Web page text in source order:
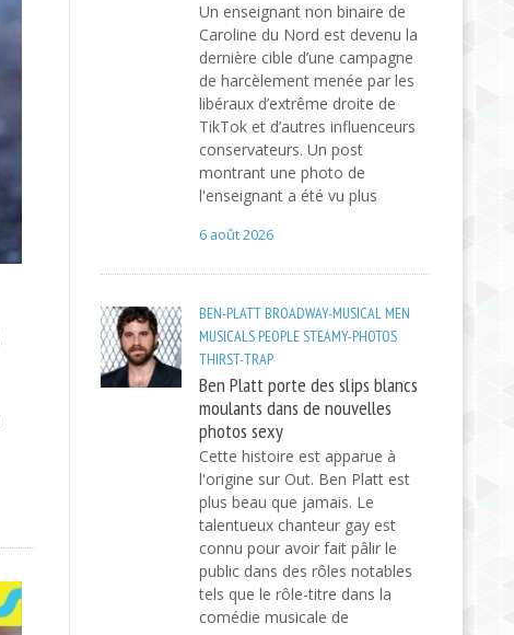
Un enseignant non binaire de
Caroline du Nord est devenu la
dernière cible d’une campagne
de harcèlement menée par les
libéraux d’extrême droite de
TikTok et d’autres influenceurs
conservateurs. Un post
montrant une photo de
l'enseignant a été vu plus
6 août 2026
BEN-PLATT BROADWAY-MUSICAL MEN
MUSICALS PEOPLESTEAMY-PHOTOS
THIRST-TRAP
Ben Platt porte des slips blancs
moulants dans de nouvelles
photos sexy
Cette histoire est apparue à
l'origine sur Out. Ben Platt est
plus beau que jamais. Le
talentueux chanteur gay est
connu pour avoir fait pâlir le
public dans des rôles notables
tels que le rôle-titre dans la
comédie musicale de